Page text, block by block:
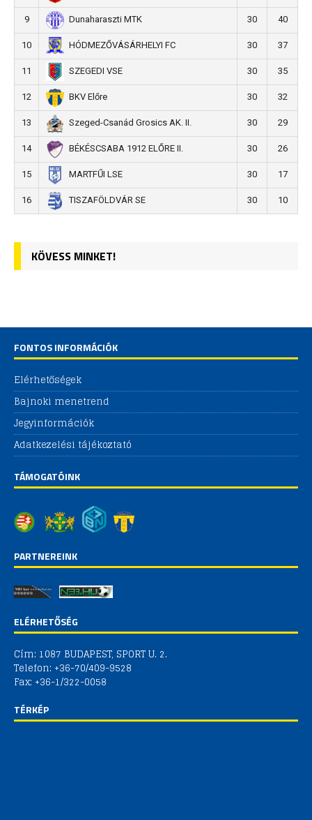
9 Dunaharaszti MTK 30 40
10 HÓDMEZŐVÁSÁRHELYI FC 30 37
11 SZEGEDI VSE 30 35
12 BKV Előre 30 32
13 Szeged-Csanád Grosics AK. II. 30 29
14 BÉKÉSCSABA 1912 ELŐRE II. 30 26
15 MARTFŰI LSE 30 17
16 TISZAFÖLDVÁR SE 30 10
KÖVESS MINKET!
FONTOS INFORMÁCIÓK
Elérhetőségek
Bajnoki menetrend
Jegyinformációk
Adatkezelési tájékoztató
TÁMOGATÓINK
PARTNEREINK
ELÉRHETŐSÉG
Cím: 1087 BUDAPEST, SPORT U. 2.
Telefon: +36-70/409-9528
Fax: +36-1/322-0058
TÉRKÉP